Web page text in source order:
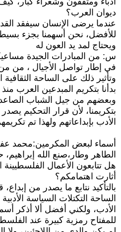
ديوان العرب؟
عندما يرضى الإنسان سيفقد
للأفضل، نحن أسهمنا بجزء
ويحتاج لمد يد العون له
س: من المبادرات الجيدة
في إطار تواصل الأجيال ، من من
وتأثير ذلك على الساحة الثقافية
بدأنا بتكريم المبدعين العرب
وبعضهم من جيل الشباب
بتكريمنا، لأن قرار التحكيم
الأدب بإبداعاتهم ولهذا تم
أسماء لبعض المكرمين:محمد
الطاهر وطار،صنع الله
هل تتابعون الأعمال
أثارت اهتمامكم؟
بالتأكيد نتابع ما يصدر من
الساحة التكتلات السياسة
الأدب، ولكني أفضل ألا أذكر
للمفتاح رمزية كبيرة عند